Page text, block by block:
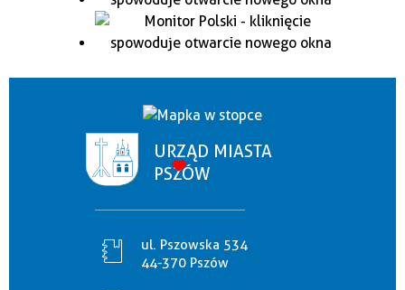
URZĄD MIASTA
PSZÓW
ul. Pszowska 534
44-370 Pszów